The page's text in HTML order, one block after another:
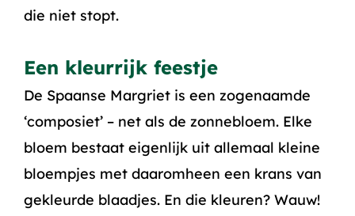
die niet stopt.
Een kleurrijk feestje
De Spaanse Margriet is een zogenaamde
‘composiet’ – net als de zonnebloem. Elke
bloem bestaat eigenlijk uit allemaal kleine
bloempjes met daaromheen een krans van
gekleurde blaadjes. En die kleuren? Wauw!